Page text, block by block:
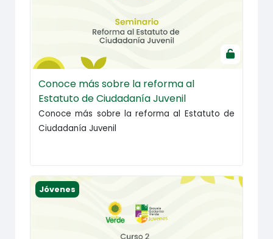
Conoce más sobre la reforma al
Estatuto de Ciudadanía Juvenil
Conoce más sobre la reforma al Estatuto de
Ciudadanía Juvenil
Jóvenes haciendo campañas políticas exitosas
Jóvenes